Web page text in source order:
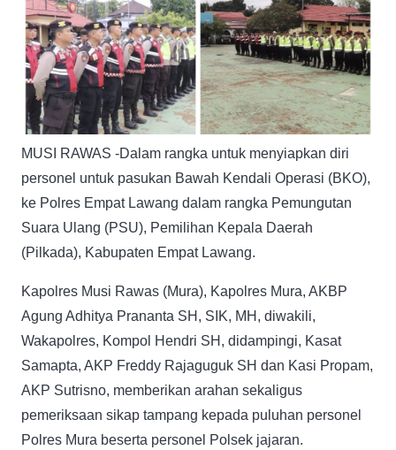
MUSI RAWAS -Dalam rangka untuk menyiapkan diri
personel untuk pasukan Bawah Kendali Operasi (BKO),
ke Polres Empat Lawang dalam rangka Pemungutan
Suara Ulang (PSU), Pemilihan Kepala Daerah
(Pilkada), Kabupaten Empat Lawang.
Kapolres Musi Rawas (Mura), Kapolres Mura, AKBP
Agung Adhitya Prananta SH, SIK, MH, diwakili,
Wakapolres, Kompol Hendri SH, didampingi, Kasat
Samapta, AKP Freddy Rajaguguk SH dan Kasi Propam,
AKP Sutrisno, memberikan arahan sekaligus
pemeriksaan sikap tampang kepada puluhan personel
Polres Mura beserta personel Polsek jajaran.